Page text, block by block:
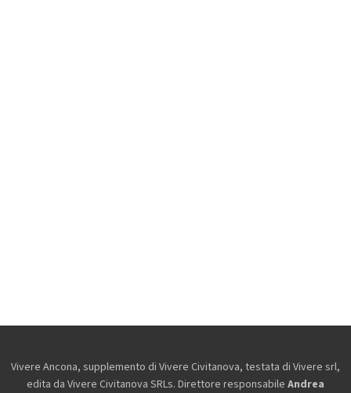
Vivere Ancona, supplemento di Vivere Civitanova, testata di Vivere srl,
edita da Vivere Civitanova SRLs. Direttore responsabile Andrea